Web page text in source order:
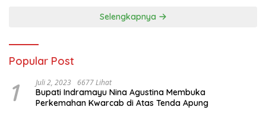
Selengkapnya
Popular Post
1 Juli 2, 2023 6677 Lihat
Bupati Indramayu Nina Agustina Membuka
Perkemahan Kwarcab di Atas Tenda Apung